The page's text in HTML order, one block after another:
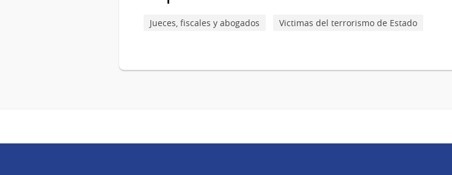
Jueces, fiscales y abogados Victimas del terrorismo de Estado